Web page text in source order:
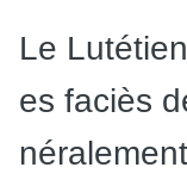
Le Lutétien
es faciès
néralement